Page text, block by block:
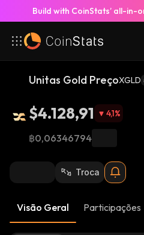
Build with CoinStats’ all-in-
Unitas Gold PreçoXGLD
$4.128,91 4,1%
฿0,06346794
Troca
Visão Geral Participações